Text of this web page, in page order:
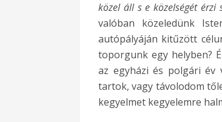
közel áll s e közelségét érzi
valóban közeledünk
autópályáján kitűzött
toporgunk egy helyben?
az egyházi és polgári év
tartok, vagy távolodom
kegyelmet kegyelemre